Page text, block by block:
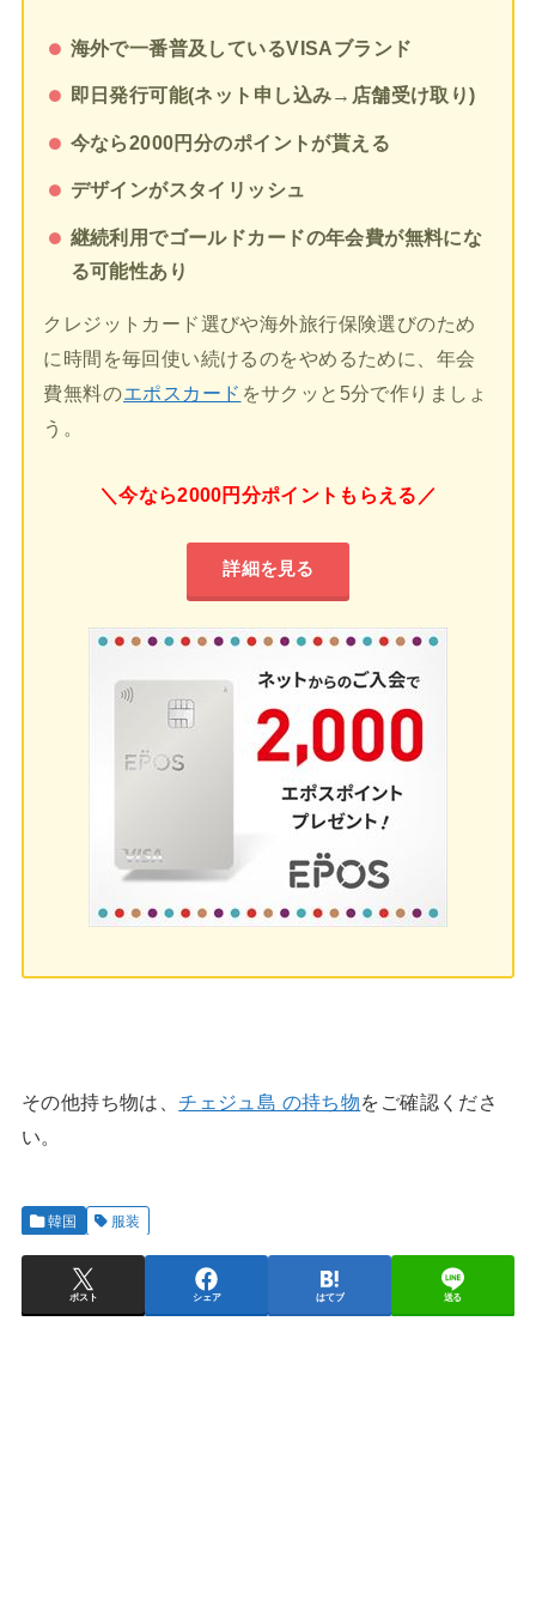
海外で一番普及しているVISAブランド
即日発行可能(ネット申し込み→店舗受け取り)
今なら2000円分のポイントが貰える
デザインがスタイリッシュ
継続利用でゴールドカードの年会費が無料にな
る可能性あり
クレジットカード選びや海外旅行保険選びのため
に時間を毎回使い続けるのをやめるために、年会
費無料のエポスカード をサクッと5分で作りましょ
う。
＼今なら2000円分ポイントもらえる／
詳細を見る
その他持ち物は、チェジュ島 の持ち物をご確認くださ
い。
韓国 服装
ポスト シェア はてブ 送る